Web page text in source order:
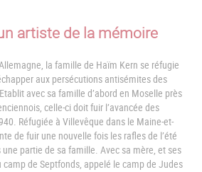
artiste de la mémoire
la famille de Haïm Kern se réfugie
aux persécutions antisémites des
avec sa famille d’abord en Moselle près
celle-ci doit fuir l’avancée des
Réfugiée à Villevêque dans le Maine-et-
de fuir une nouvelle fois les rafles de l’été
une partie de sa famille. Avec sa mère, et ses
de Septfonds, appelé le camp de Judes